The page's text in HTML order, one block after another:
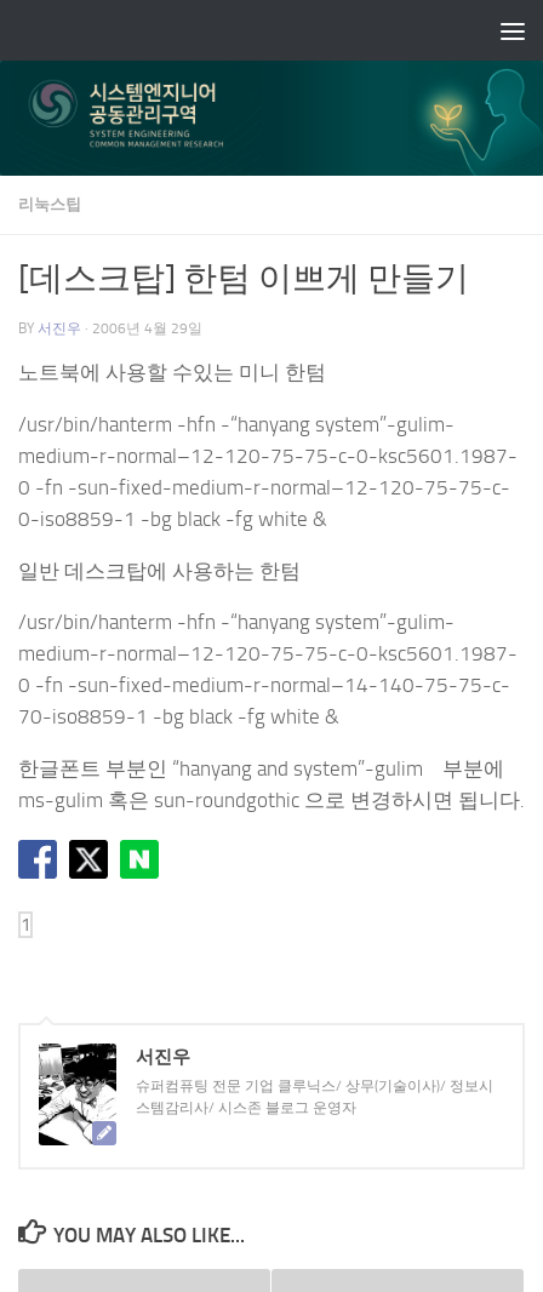
리눅스팁
[데스크탑] 한텀 이쁘게 만들기
BY 서진우 · 2006년 4월 29일
노트북에 사용할 수있는 미니 한텀
/usr/bin/hanterm -hfn -“hanyang system”-gulim-
medium-r-normal–12-120-75-75-c-0-ksc5601.1987-
0 -fn -sun-fixed-medium-r-normal–12-120-75-75-c-
0-iso8859-1 -bg black -fg white &
일반 데스크탑에 사용하는 한텀
/usr/bin/hanterm -hfn -“hanyang system”-gulim-
medium-r-normal–12-120-75-75-c-0-ksc5601.1987-
0 -fn -sun-fixed-medium-r-normal–14-140-75-75-c-
70-iso8859-1 -bg black -fg white &
한글폰트 부분인 “hanyang and system”-gulim 부분에
ms-gulim 혹은 sun-roundgothic 으로 변경하시면 됩니다.
서진우
슈퍼컴퓨팅 전문 기업 클루닉스/ 상무(기술이사)/ 정보시
스템감리사/ 시스존 블로그 운영자
YOU MAY ALSO LIKE...